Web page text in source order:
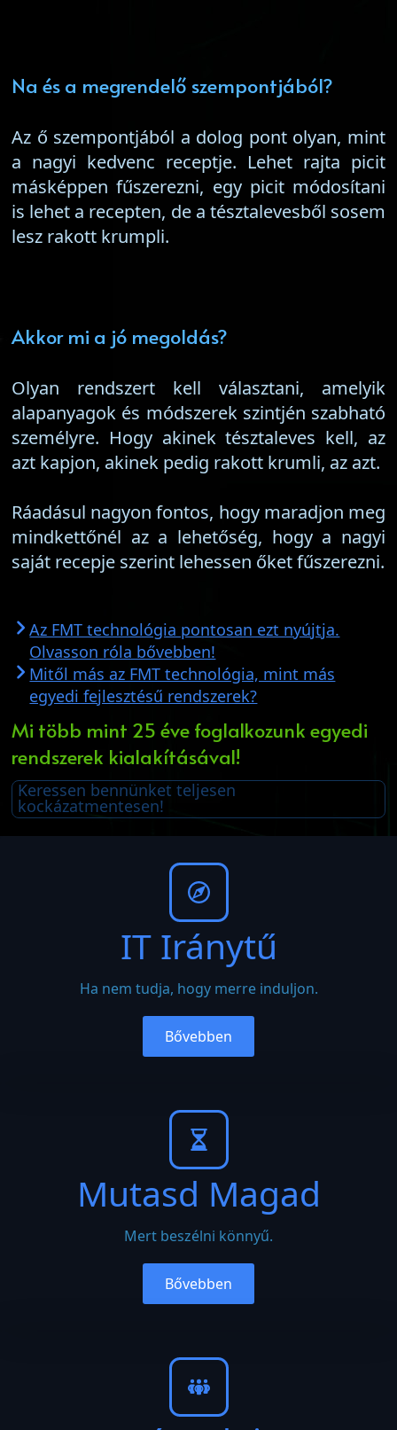
Na és a megrendelő szempontjából?
Az ő szempontjából a dolog pont olyan, mint
a nagyi kedvenc receptje. Lehet rajta picit
másképpen fűszerezni, egy picit módosítani
is lehet a recepten, de a tésztalevesből sosem
lesz rakott krumpli.
Akkor mi a jó megoldás?
Olyan rendszert kell választani, amelyik
alapanyagok és módszerek szintjén szabható
személyre. Hogy akinek tésztaleves kell, az
azt kapjon, akinek pedig rakott krumli, az azt.
Ráadásul nagyon fontos, hogy maradjon meg
mindkettőnél az a lehetőség, hogy a nagyi
saját recepje szerint lehessen őket fűszerezni.
Az FMT technológia pontosan ezt nyújtja.
Olvasson róla bővebben!
Mitől más az FMT technológia, mint más
egyedi fejlesztésű rendszerek?
Mi több mint 25 éve foglalkozunk egyedi
rendszerek kialakításával!
Keressen bennünket teljesen
kockázatmentesen!
IT Iránytű
Ha nem tudja, hogy merre induljon.
Bővebben
Mutasd Magad
Mert beszélni könnyű.
Bővebben